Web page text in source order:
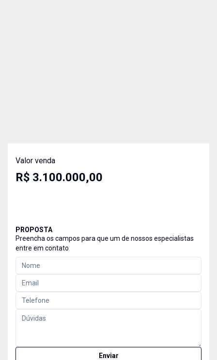
Valor venda
R$ 3.100.000,00
PROPOSTA
Preencha os campos para que um de nossos especialistas
entre em contato
Enviar